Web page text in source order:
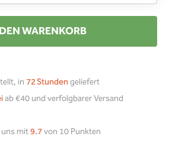
WARENKORB
in 72 Stundengeliefert
ab €40 und verfolgbarer Versand
mit9.7von 10 Punkten